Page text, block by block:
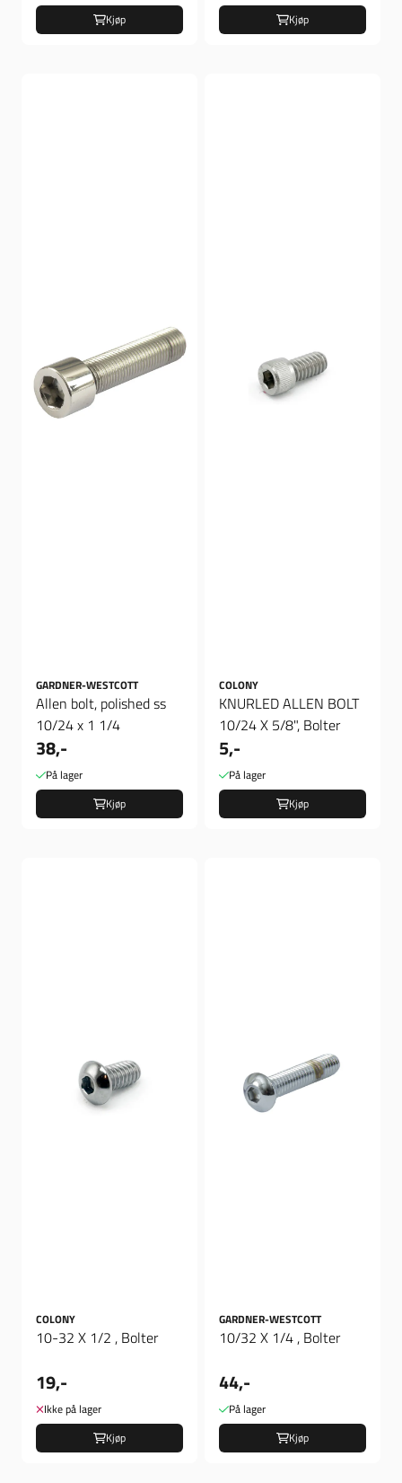
Kjøp
Kjøp
GARDNER-WESTCOTT
Allen bolt, polished ss
10/24 x 1 1/4
38,-
På lager
Kjøp
COLONY
KNURLED ALLEN BOLT
10/24 X 5/8", Bolter
5,-
På lager
Kjøp
COLONY
10-32 X 1/2 , Bolter
19,-
Ikke på lager
Kjøp
GARDNER-WESTCOTT
10/32 X 1/4 , Bolter
44,-
På lager
Kjøp